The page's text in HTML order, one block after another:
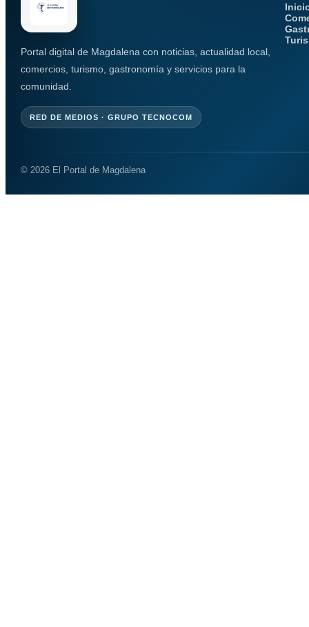
Portal digital de Magdalena con noticias, actualidad local,
comercios, turismo, gastronomía y servicios para la
comunidad.
RED DE MEDIOS · GRUPO TECNOCOM
© 2026 El Portal de Magdalena